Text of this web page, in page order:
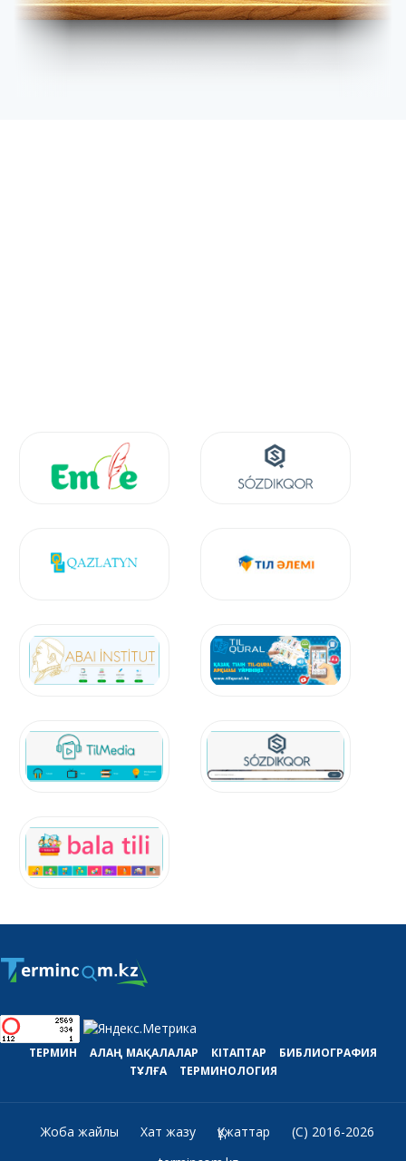
ТЕРМИН АЛАҢ МАҚАЛАЛАР КІТАПТАР
БИБЛИОГРАФИЯ
ТҰЛҒА
ТЕРМИНОЛОГИЯ
Жоба жайлы Хат жазу Құжаттар
(C) 2016-2026